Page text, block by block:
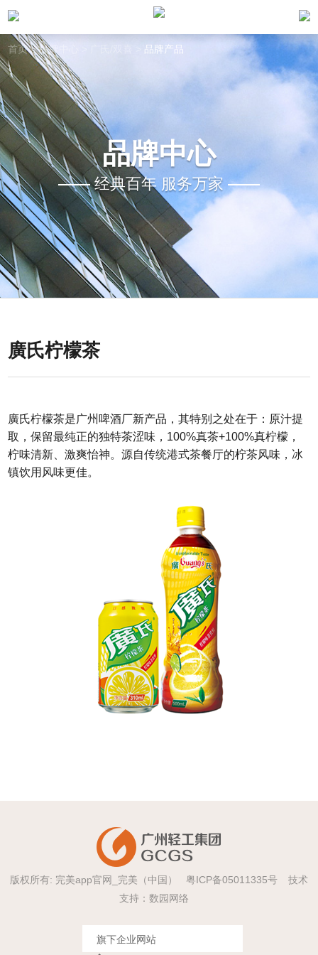
首页>品牌中心 品牌产品
品牌中心
经典百年 服务万家
廣氏柠檬茶
廣氏柠檬茶是广州啤酒厂新产品，其特别之处在于：原汁提
取，保留最纯正的独特茶涩味，100%真茶+100%真柠檬，
柠味清新、激爽怡神。源自传统港式茶餐厅的柠茶风味，冰
镇饮用风味更佳。
版权所有: 完美app官网_完美（中国） 粤ICP备05011335号
技术
支持： 数园网络
旗下企业网站